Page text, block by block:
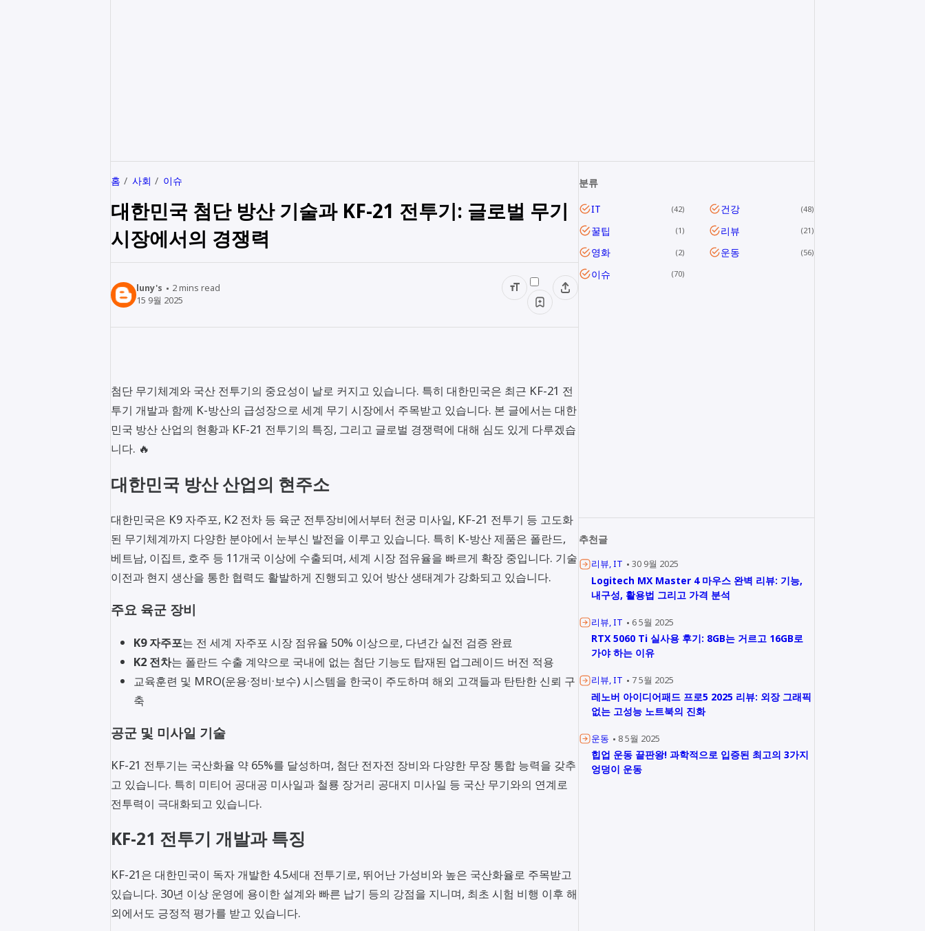
홈 사회 이슈
대한민국 첨단 방산 기술과 KF-21 전투기: 글로벌 무기
시장에서의 경쟁력
luny's 2mins read
15 9월 2025
첨단 무기체계와 국산 전투기의 중요성이 날로 커지고 있습니다. 특히 대한민국은 최근 KF-21 전
투기 개발과 함께 K-방산의 급성장으로 세계 무기 시장에서 주목받고 있습니다. 본 글에서는 대한
민국 방산 산업의 현황과 KF-21 전투기의 특징, 그리고 글로벌 경쟁력에 대해 심도 있게 다루겠습
니다. 🔥
대한민국 방산 산업의 현주소
대한민국은 K9 자주포, K2 전차 등 육군 전투장비에서부터 천궁 미사일, KF-21 전투기 등 고도화
된 무기체계까지 다양한 분야에서 눈부신 발전을 이루고 있습니다. 특히 K-방산 제품은 폴란드,
베트남, 이집트, 호주 등 11개국 이상에 수출되며, 세계 시장 점유율을 빠르게 확장 중입니다. 기술
이전과 현지 생산을 통한 협력도 활발하게 진행되고 있어 방산 생태계가 강화되고 있습니다.
주요 육군 장비
K9 자주포는 전 세계 자주포 시장 점유율 50% 이상으로, 다년간 실전 검증 완료
K2 전차는 폴란드 수출 계약으로 국내에 없는 첨단 기능도 탑재된 업그레이드 버전 적용
교육훈련 및 MRO(운용·정비·보수) 시스템을 한국이 주도하며 해외 고객들과 탄탄한 신뢰 구
축
공군 및 미사일 기술
KF-21 전투기는 국산화율 약 65%를 달성하며, 첨단 전자전 장비와 다양한 무장 통합 능력을 갖추
고 있습니다. 특히 미티어 공대공 미사일과 철룡 장거리 공대지 미사일 등 국산 무기와의 연계로
전투력이 극대화되고 있습니다.
KF-21 전투기 개발과 특징
KF-21은 대한민국이 독자 개발한 4.5세대 전투기로, 뛰어난 가성비와 높은 국산화율로 주목받고
있습니다. 30년 이상 운영에 용이한 설계와 빠른 납기 등의 강점을 지니며, 최초 시험 비행 이후 해
외에서도 긍정적 평가를 받고 있습니다.
분류
IT 42 건강 48
꿀팁 1 리뷰 21
영화 2 운동 56
이슈 70
추천글
리뷰 IT 30 9월 2025
Logitech MX Master 4 마우스 완벽 리뷰: 기능,
내구성, 활용법 그리고 가격 분석
리뷰 IT 6 5월 2025
RTX 5060 Ti 실사용 후기: 8GB는 거르고 16GB로
가야 하는 이유
리뷰 IT 7 5월 2025
레노버 아이디어패드 프로5 2025 리뷰: 외장 그래픽
없는 고성능 노트북의 진화
운동 8 5월 2025
힙업 운동 끝판왕! 과학적으로 입증된 최고의 3가지
엉덩이 운동